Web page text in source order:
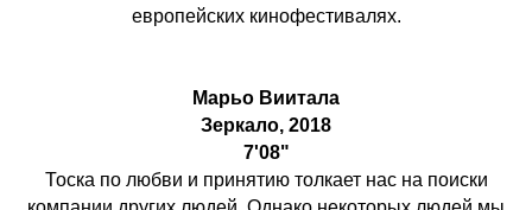
европейских кинофестивалях.
Марьо Виитала
Зеркало, 2018
7'08"
Тоска по любви и принятию толкает нас на поиски